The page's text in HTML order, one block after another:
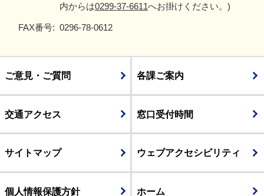
内からは0299-37-6611へお掛けください。)
FAX番号: 0296-78-0612
ご意見・ご質問 各課ご案内
交通アクセス 窓口受付時間
サイトマップ ウェブアクセシビリティ
個人情報保護方針 ホーム